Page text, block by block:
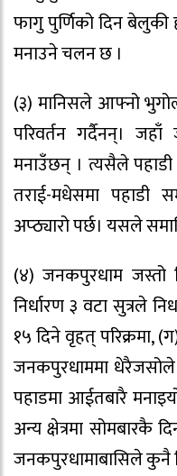
फागु पुर्णिको दिन बेलुकी
मनाउने चलन छ ।
(३) मानिसले आफ्नो
परिवर्तन गर्दैनन्।
मनाउँछन् । त्यसैले पहाडी
तराई-मधेसमा पहाडी
अप्ठ्यारो पर्छ। यसले
(४) जनकपुरधाम जस्तो
निर्धारण ३ वटा सुत्रले
१५ दिने वृहत् परिक्रमा,
जनकपुरधाममा
पहाडमा आईतबारै
अन्य क्षेत्रमा सोमबारकै
जनकपुरधामाबासिले कुनै